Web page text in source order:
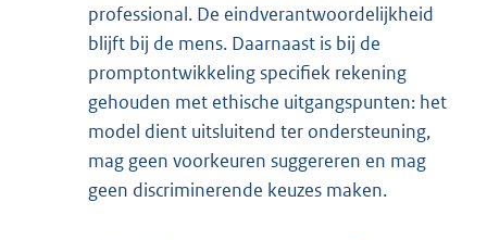
professional. De eindverantwoordelijkheid
blijft bij de mens. Daarnaast is bij de
promptontwikkeling specifiek rekening
gehouden met ethische uitgangspunten: het
model dient uitsluitend ter ondersteuning,
mag geen voorkeuren suggereren en mag
geen discriminerende keuzes maken.